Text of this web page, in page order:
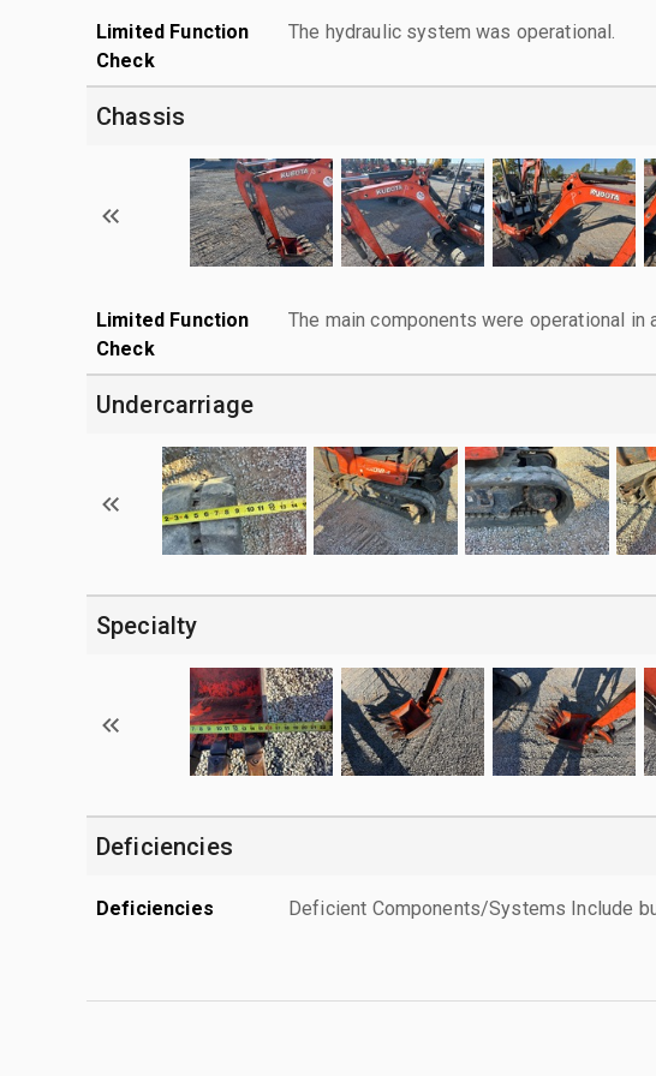
Limited Function
Check
The hydraulic system was operational.
Chassis
Limited Function
Check
The main components were operational in
Undercarriage
Specialty
Deficiencies
Deficiencies Deficient Components/Systems Include